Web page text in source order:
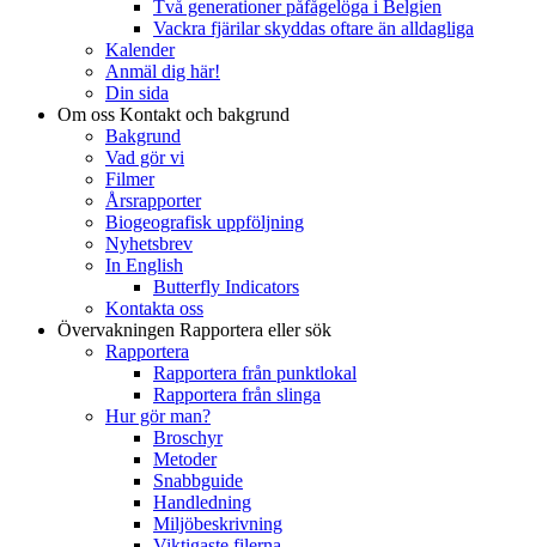
Två generationer påfågelöga i Belgien
Vackra fjärilar skyddas oftare än alldagliga
Kalender
Anmäl dig här!
Din sida
Om oss Kontakt och bakgrund
Bakgrund
Vad gör vi
Filmer
Årsrapporter
Biogeografisk uppföljning
Nyhetsbrev
In English
Butterfly Indicators
Kontakta oss
Övervakningen Rapportera eller sök
Rapportera
Rapportera från punktlokal
Rapportera från slinga
Hur gör man?
Broschyr
Metoder
Snabbguide
Handledning
Miljöbeskrivning